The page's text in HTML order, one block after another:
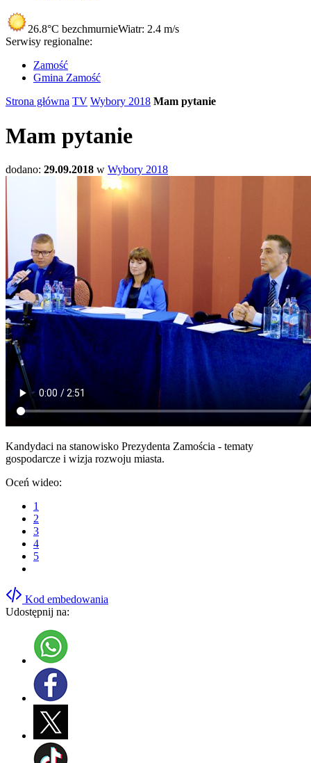
26.8°C bezchmurnieWiatr: 2.4 m/s
Serwisy regionalne:
Zamość
Gmina Zamość
Strona główna TV Wybory 2018 Mam pytanie
Mam pytanie
dodano: 29.09.2018 w Wybory 2018
Kandydaci na stanowisko Prezydenta Zamościa - tematy
gospodarcze i wizja rozwoju miasta.
Oceń wideo:
1
2
3
4
5
Kod embedowania
Udostępnij na: